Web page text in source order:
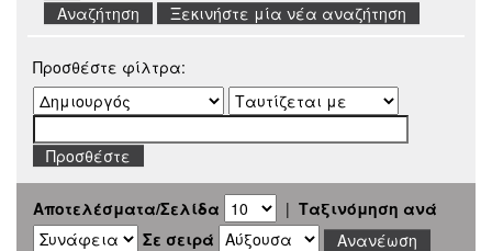
Ξεκινήστε μία νέα αναζήτηση
Προσθέστε φίλτρα:
Αποτελέσματα/Σελίδα | Ταξινόμηση ανά
Σε σειρά